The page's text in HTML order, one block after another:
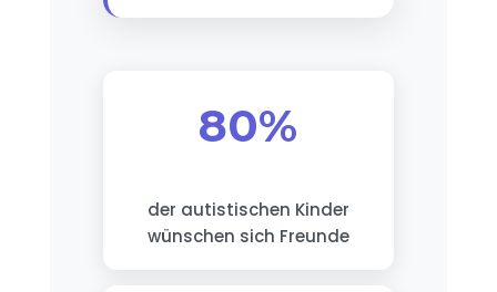
80%
der autistischen Kinder
wünschen sich Freunde